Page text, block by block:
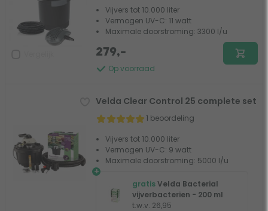
Vijvers tot 10.000 liter
Vermogen UV-C: 11 watt
Maximale doorstroming: 3300 l/u
Op voorraad
279,-
Velda Clear Control 25 complete set
1 beoordeling
Vijvers tot 10.000 liter
Vermogen UV-C: 9 watt
Maximale doorstroming: 5000 l/u
+
gratisVelda Bacterial
vijverbacterien - 200 ml
t.w.v. 26,95